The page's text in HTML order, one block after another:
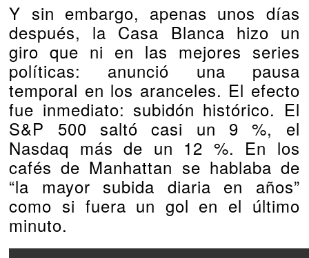
Y sin embargo, apenas unos días
después, la Casa Blanca hizo un
giro que ni en las mejores series
políticas: anunció una pausa
temporal en los aranceles. El efecto
fue inmediato: subidón histórico. El
S&P 500 saltó casi un 9 %, el
Nasdaq más de un 12 %. En los
cafés de Manhattan se hablaba de
“la mayor subida diaria en años”
como si fuera un gol en el último
minuto.